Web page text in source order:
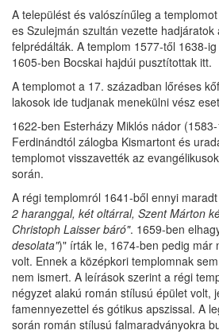
A települést és valószínűleg a
es Szulejmán szultán vezette hadjáratok
felprédálták. A templom 1577-től 1638-
1605-ben Bocskai hajdúi pusztítottak itt.
A templomot a 17. században lőréses
lakosok ide tudjanak menekülni vész
1622-ben Esterházy Miklós nádor
Ferdinándtól zálogba Kismartont és
templomot visszavették az
során.
A régi templomról 1641-ből ennyi
2 haranggal, két oltárral, Szent Márton
Christoph Laisser báró". 1659-ben
desolata")" írták le, 1674-ben pedig már
volt. Ennek a középkori templomnak
nem ismert. A leírások szerint a régi
négyzet alakú román stílusú épület volt,
famennyezettel és gótikus apszissal. A
során román stílusú falmaradványokra